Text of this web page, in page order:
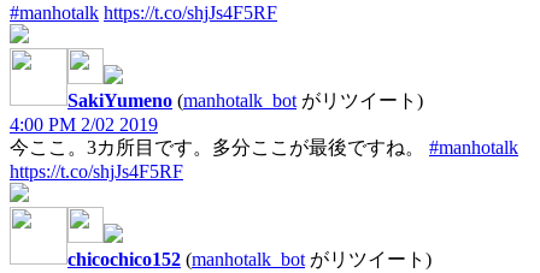
#manhotalk https://t.co/shjJs4F5RF
SakiYumeno (manhotalk_bot がリツイート)
4:00 PM 2/02 2019
今ここ。3カ所目です。多分ここが最後ですね。 #manhotalk
https://t.co/shjJs4F5RF
chicochico152 (manhotalk_bot がリツイート)